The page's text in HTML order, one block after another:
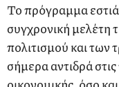
Το πρόγραμμα
συγχρονική μελέτη
πολιτισμού και
σήμερα αντιδρά